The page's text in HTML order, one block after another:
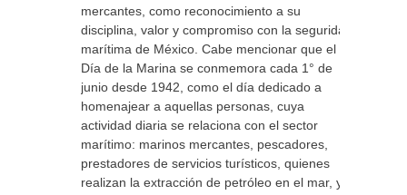
mercantes, como reconocimiento a su
disciplina, valor y compromiso con la seguridad
marítima de México. Cabe mencionar que el
Día de la Marina se conmemora cada 1° de
junio desde 1942, como el día dedicado a
homenajear a aquellas personas, cuya
actividad diaria se relaciona con el sector
marítimo: marinos mercantes, pescadores,
prestadores de servicios turísticos, quienes
realizan la extracción de petróleo en el mar, y